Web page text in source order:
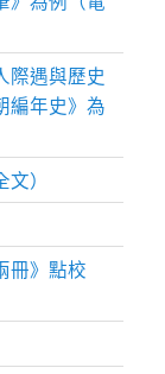
際遇與歷史
年史》為
）
冊》點校